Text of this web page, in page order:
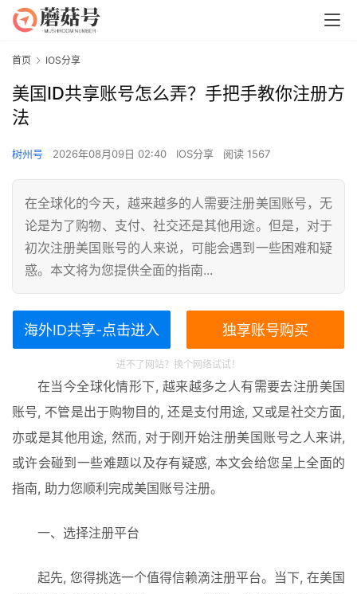
首页 IOS分享
美国ID共享账号怎么弄？手把手教你注册方
法
树州号 2026年08月09日 02:40 IOS分享 阅读 1567
在全球化的今天，越来越多的人需要注册美国账号，无
论是为了购物、支付、社交还是其他用途。但是，对于
初次注册美国账号的人来说，可能会遇到一些困难和疑
惑。本文将为您提供全面的指南...
海外ID共享-点击进入 独享账号购买
进不了网站？换个网络试试！
在当今全球化情形下, 越来越多之人有需要去注册美国
账号, 不管是出于购物目的, 还是支付用途, 又或是社交方面,
亦或是其他用途, 然而, 对于刚开始注册美国账号之人来讲,
或许会碰到一些难题以及存有疑惑, 本文会给您呈上全面的
指南, 助力您顺利完成美国账号注册。
一、选择注册平台
起先, 您得挑选一个值得信赖滴注册平台。当下, 在美国